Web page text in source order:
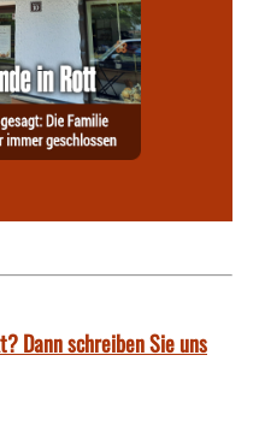
Dann schreiben Sie uns